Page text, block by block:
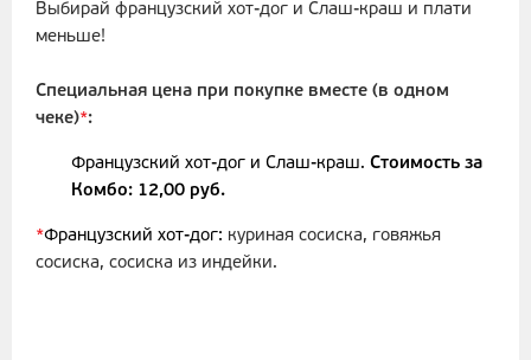
Выбирай французский хот-дог и Слаш-краш и плати
меньше!
Специальная цена при покупке вместе (в одном
чеке)*:
Французский хот-дог​ и Слаш-краш. Стоимость за
Комбо: 12,00 руб.​
*Французский хот-дог: куриная сосиска, говяжья
сосиска, сосиска из индейки.